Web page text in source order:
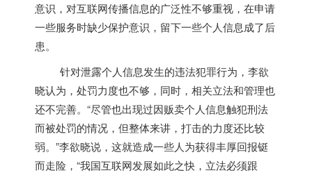
意识，对互联网传播信息的广泛性不够重视，在申请
一些服务时缺少保护意识，留下一些个人信息成了后
患。
针对泄露个人信息发生的违法犯罪行为，李欲
晓认为，处罚力度也不够，同时，相关立法和管理也
还不完善。“尽管也出现过因贩卖个人信息触犯刑法
而被处罚的情况，但整体来讲，打击的力度还比较
弱。”李欲晓说，这就造成一些人为获得丰厚回报铤
而走险，“我国互联网发展如此之快，立法必须跟